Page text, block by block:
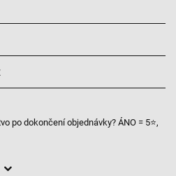
po dokončení objednávky? ÁNO = 5⭐,